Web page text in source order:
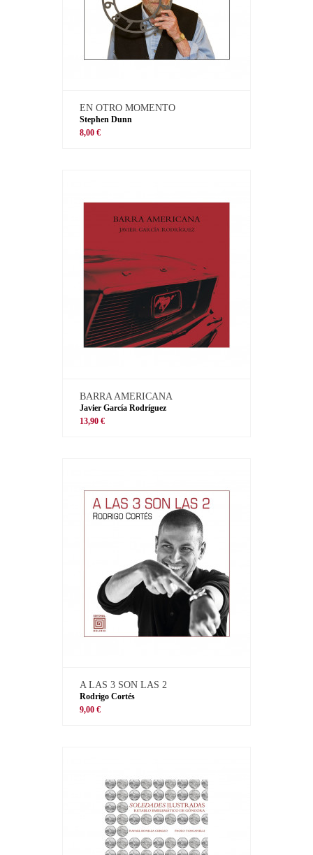
EN OTRO MOMENTO
Stephen Dunn
8,00 €
BARRA AMERICANA
Javier García Rodríguez
13,90 €
A LAS 3 SON LAS 2
Rodrigo Cortés
9,00 €